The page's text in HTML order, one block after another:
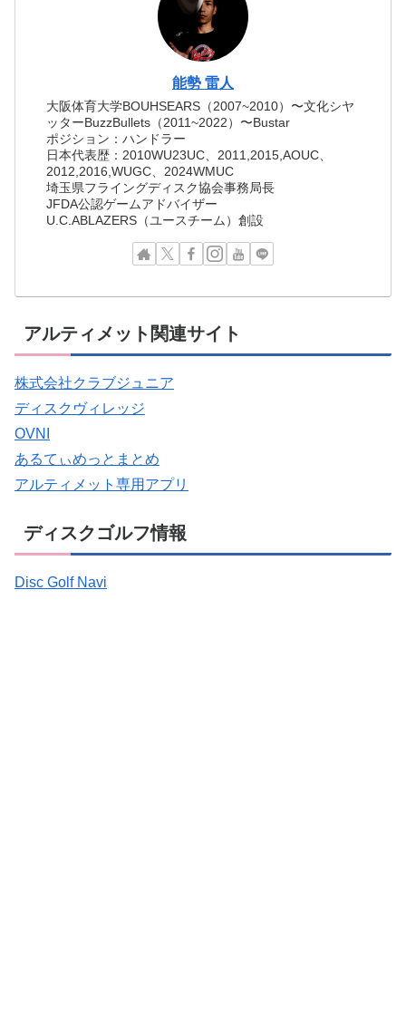
能勢 雷人
大阪体育大学BOUHSEARS（2007~2010）〜文化シヤ
ッターBuzzBullets（2011~2022）〜Bustar
ポジション：ハンドラー
日本代表歴：2010WU23UC、2011,2015,AOUC、
2012,2016,WUGC、2024WMUC
埼玉県フライングディスク協会事務局長
JFDA公認ゲームアドバイザー
U.C.ABLAZERS（ユースチーム）創設
アルティメット関連サイト
株式会社クラブジュニア
ディスクヴィレッジ
OVNI
あるてぃめっとまとめ
アルティメット専用アプリ
ディスクゴルフ情報
Disc Golf Navi